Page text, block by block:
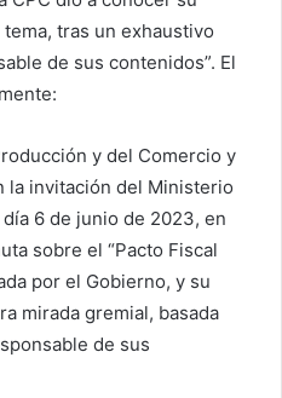
tras un exhaustivo
de sus contenidos”. El
y del Comercio y
la invitación del Ministerio
6 de junio de 2023, en
sobre el “Pacto Fiscal
por el Gobierno, y su
mirada gremial, basada
de sus